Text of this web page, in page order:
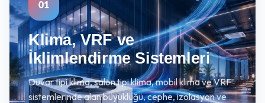
01
Klima, VRF ve
İklimlendirme Sistemleri
Duvar tipi klima, salon tipi klima, mobil klima ve VRF
sistemlerinde alan büyüklüğü, cephe, izolasyon ve